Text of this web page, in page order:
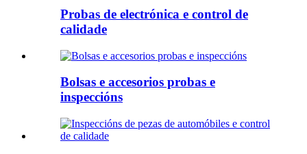
Probas de electrónica e control de
calidade
Bolsas e accesorios probas e
inspeccións